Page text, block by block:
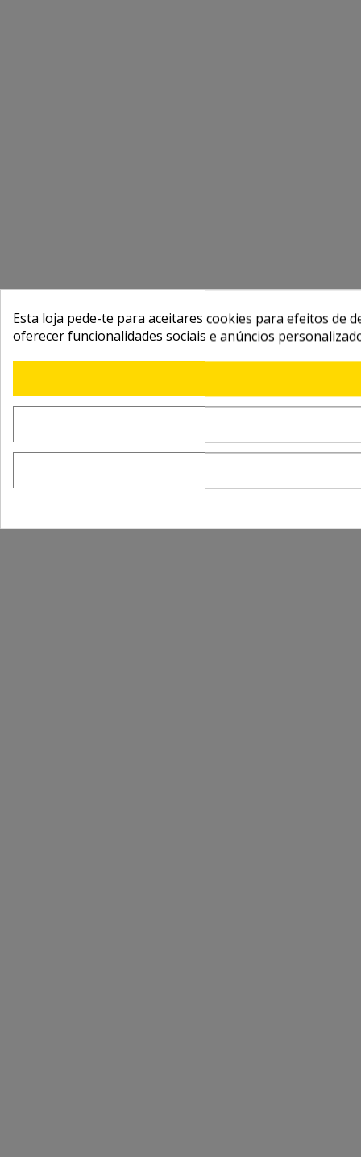
Esta loja pede-te para aceitares cookies para efeitos de
oferecer funcionalidades sociais e anúncios